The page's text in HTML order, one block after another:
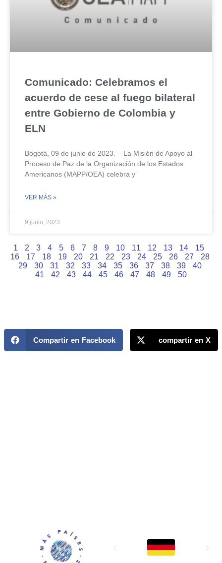
Comunicado: Celebramos el
acuerdo de cese al fuego bilateral
entre Gobierno de Colombia y
ELN
Bogotá, 09 de junio de 2023. – La Misión de Apoyo al
Proceso de Paz de la Organización de los Estados
Americanos (MAPP/OEA) celebra y
VER MÁS »
9 junio, 2023
1 2 3 4 5 6 7 8 9 10 11 12 13 14
15
16
17 18 19 20 21 22 23 24 25 26 27
28
29
30 31 32 33 34 35 36 37 38 39
40
41
42 43 44 45 46 47 48 49 50
Compartir en Facebook compartir en X